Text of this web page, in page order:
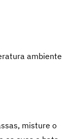
ambiente
misture o